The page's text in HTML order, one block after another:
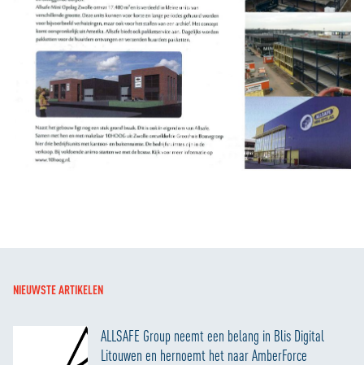
NIEUWSTE ARTIKELEN
ALLSAFE Group neemt een belang in Blis Digital
Litouwen en hernoemt het naar AmberForce